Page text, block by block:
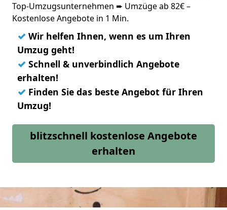
Top-Umzugsunternehmen ➨ Umzüge ab 82€ –
Kostenlose Angebote in 1 Min.
✓ Wir helfen Ihnen, wenn es um Ihren
Umzug geht!
✓ Schnell & unverbindlich Angebote
erhalten!
✓ Finden Sie das beste Angebot für Ihren
Umzug!
blitzschnell kostenlose Angebote
erhalten